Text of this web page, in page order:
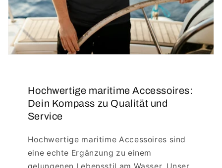
Hochwertige maritime Accessoires:
Dein Kompass zu Qualität und
Service
Hochwertige maritime Accessoires sind
eine echte Ergänzung zu einem